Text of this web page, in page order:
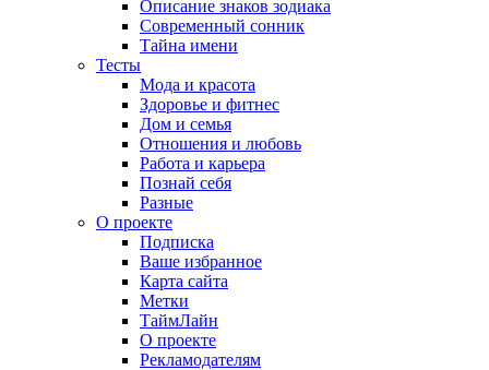
Описание знаков зодиака
Современный сонник
Тайна имени
Тесты
Мода и красота
Здоровье и фитнес
Дом и семья
Отношения и любовь
Работа и карьера
Познай себя
Разные
О проекте
Подписка
Ваше избранное
Карта сайта
Метки
ТаймЛайн
О проекте
Рекламодателям